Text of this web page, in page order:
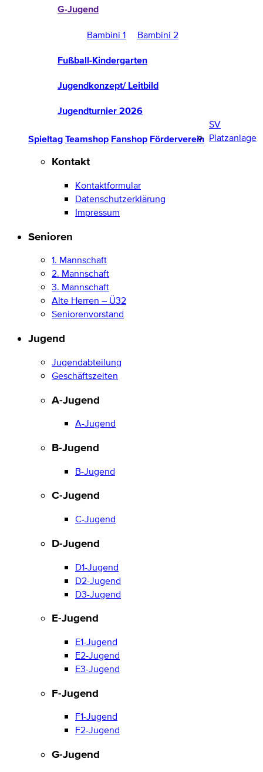
G-Jugend
Bambini 1 Bambini 2
Fußball-Kindergarten
Jugendkonzept/ Leitbild
Jugendturnier 2026
Spieltag Teamshop Fanshop Förderverein
SV
Platzanlage
Kontakt
Kontaktformular
Datenschutzerklärung
Impressum
Senioren
1. Mannschaft
2. Mannschaft
3. Mannschaft
Alte Herren – Ü32
Seniorenvorstand
Jugend
Jugendabteilung
Geschäftszeiten
A-Jugend
A-Jugend
B-Jugend
B-Jugend
C-Jugend
C-Jugend
D-Jugend
D1-Jugend
D2-Jugend
D3-Jugend
E-Jugend
E1-Jugend
E2-Jugend
E3-Jugend
F-Jugend
F1-Jugend
F2-Jugend
G-Jugend